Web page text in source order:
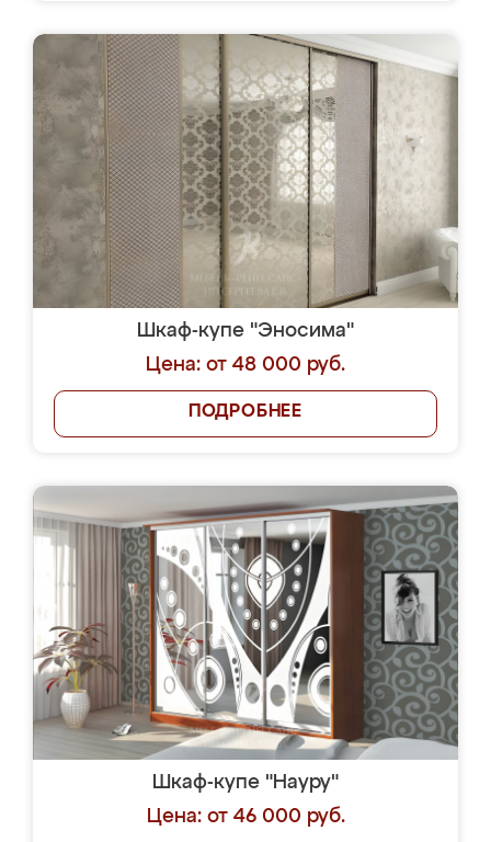
Шкаф-купе "Эносима"
Цена: от 48 000 руб.
ПОДРОБНЕЕ
Шкаф-купе "Науру"
Цена: от 46 000 руб.